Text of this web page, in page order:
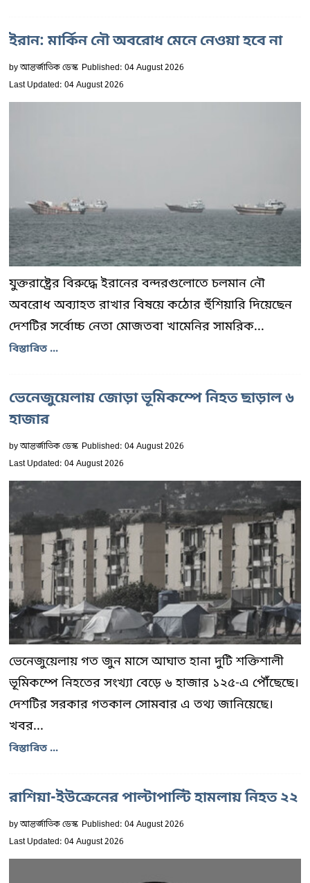
ইরান: মার্কিন নৌ অবরোধ মেনে নেওয়া হবে না
byআন্তর্জাতিক ডেস্ক Published: 04 August 2026
Last Updated: 04 August 2026
যুক্তরাষ্ট্রের বিরুদ্ধে ইরানের বন্দরগুলোতে চলমান নৌ
অবরোধ অব্যাহত রাখার বিষয়ে কঠোর হুঁশিয়ারি দিয়েছেন
দেশটির সর্বোচ্চ নেতা মোজতবা খামেনির সামরিক...
বিস্তারিত ...
ভেনেজুয়েলায় জোড়া ভূমিকম্পে নিহত ছাড়াল ৬
হাজার
byআন্তর্জাতিক ডেস্ক Published: 04 August 2026
Last Updated: 04 August 2026
ভেনেজুয়েলায় গত জুন মাসে আঘাত হানা দুটি শক্তিশালী
ভূমিকম্পে নিহতের সংখ্যা বেড়ে ৬ হাজার ১২৫-এ পৌঁছেছে।
দেশটির সরকার গতকাল সোমবার এ তথ্য জানিয়েছে।
খবর...
বিস্তারিত ...
রাশিয়া-ইউক্রেনের পাল্টাপাল্টি হামলায় নিহত ২২
byআন্তর্জাতিক ডেস্ক Published: 04 August 2026
Last Updated: 04 August 2026